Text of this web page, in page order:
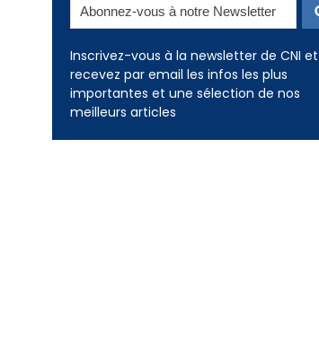
Inscrivez-vous à la newsletter de CNI et
recevez par email les infos les plus
importantes et une sélection de nos